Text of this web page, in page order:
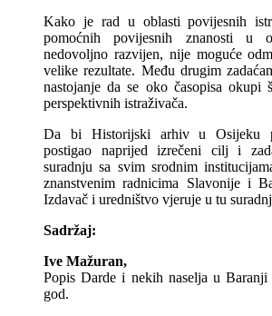
Kako je rad u oblasti povijesnih
pomoćnih povijesnih znanosti u
nedovoljno razvijen, nije moguće
velike rezultate. Među drugim
nastojanje da se oko časopisa
perspektivnih istraživača.
Da bi Historijski arhiv u Osijeku
postigao naprijed izrečeni cilj i
suradnju sa svim srodnim
znanstvenim radnicima Slavonije i
Izdavač i uredništvo vjeruje u tu
Sadržaj:
Ive Mažuran,
Popis Darde i nekih naselja u Baranji
god.